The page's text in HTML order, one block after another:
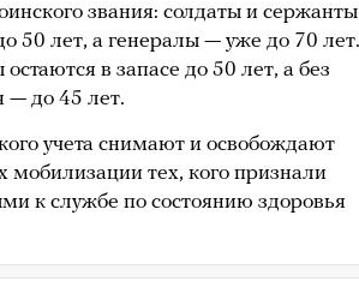
звания: солдаты и сержанты
50 лет, а генералы — уже до 70 лет.
в запасе до 50 лет, а без
— до 45 лет.
учета снимают и освобождают
мобилизации тех, кого признали
к службе по состоянию здоровья